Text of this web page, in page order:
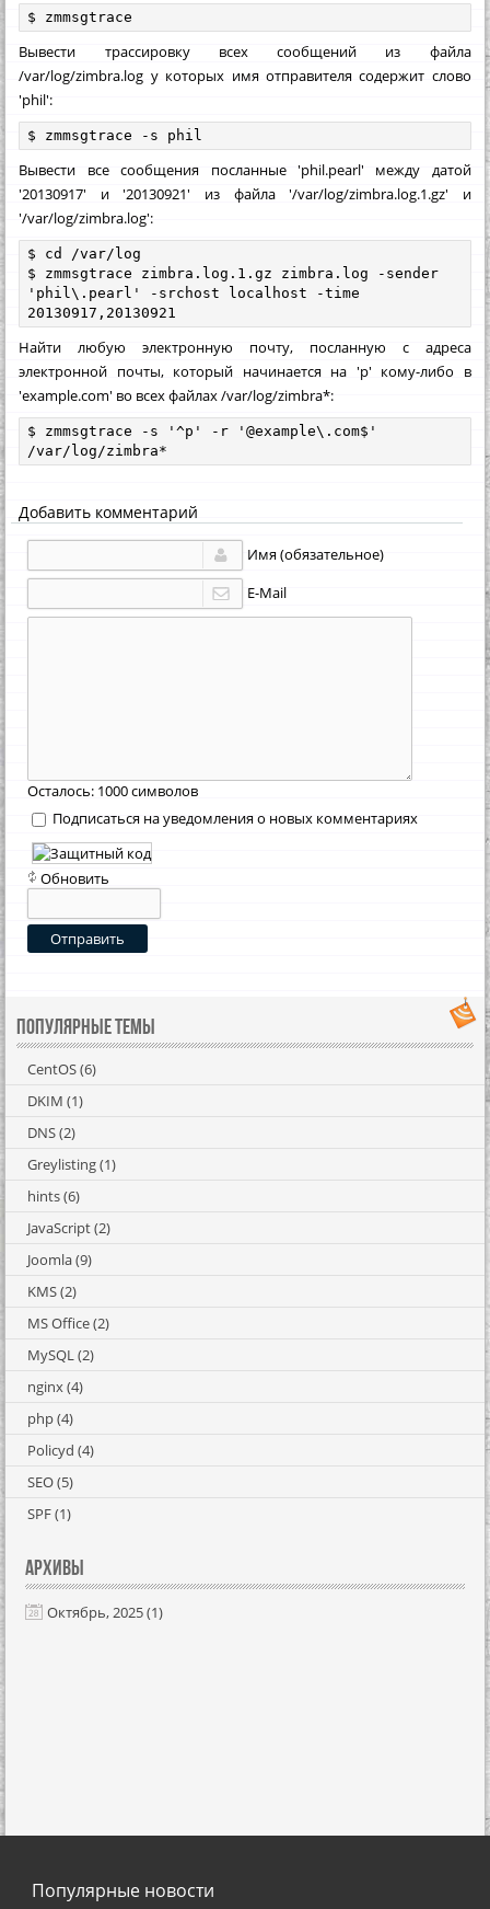
$ zmmsgtrace
Вывести трассировку всех сообщений из файла
/var/log/zimbra.log у которых имя отправителя содержит слово
'phil':
$ zmmsgtrace -s phil
Вывести все сообщения посланные 'phil.pearl' между датой
'20130917' и '20130921' из файла '/var/log/zimbra.log.1.gz' и
'/var/log/zimbra.log':
$ cd /var/log
$ zmmsgtrace zimbra.log.1.gz zimbra.log -sender
'phil\.pearl' -srchost localhost -time
20130917,20130921
Найти любую электронную почту, посланную с адреса
электронной почты, который начинается на 'р' кому-либо в
'example.com' во всех файлах /var/log/zimbra*:
$ zmmsgtrace -s '^p' -r '@example\.com$'
/var/log/zimbra*
Добавить комментарий
Имя (обязательное)
E-Mail
Осталось: 1000символов
Подписаться на уведомления о новых комментариях
Обновить
Отправить
Популярные темы
CentOS(6)
DKIM(1)
DNS(2)
Greylisting(1)
hints(6)
JavaScript(2)
Joomla(9)
KMS(2)
MS Office(2)
MySQL(2)
nginx(4)
php(4)
Policyd(4)
SEO(5)
SPF(1)
Архивы
Октябрь, 2025 (1)
Популярные новости